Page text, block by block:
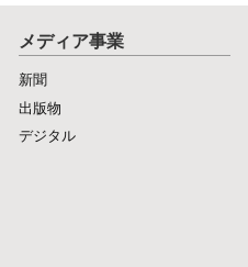
メディア事業
新聞
出版物
デジタル